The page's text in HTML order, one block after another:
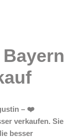
– ❤️
verkaufen. Sie
besser